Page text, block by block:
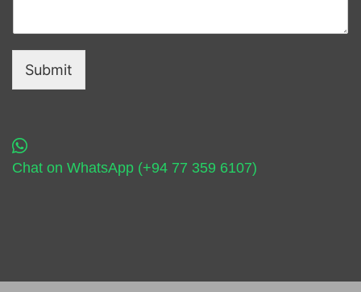
Submit
Chat on WhatsApp (+94 77 359 6107)